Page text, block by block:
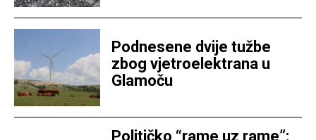
Podnesene dvije tužbe
zbog vjetroelektrana u
Glamoču
Političko “rame uz rame”: